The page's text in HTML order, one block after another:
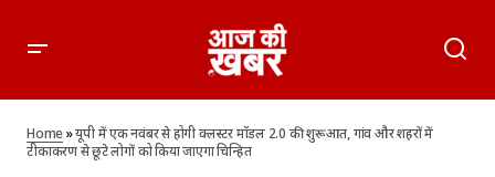
में टीकाकरण से छूटे लोगों को किया जाएगा चिन्हित
Home»यूपी में एक नवंबर से होगी क्लस्टर मॉडल 2.0 की शुरूआत, गांव और शहरों में
टीकाकरण से छूटे लोगों को किया जाएगा चिन्हित